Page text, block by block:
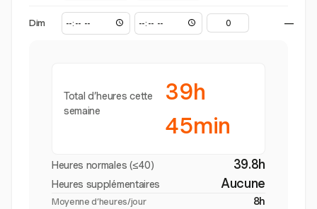
Dim —
Total d’heures cette
semaine
39h
45min
Heures normales (≤40) 39.8h
Heures supplémentaires Aucune
Moyenne d’heures/jour 8h